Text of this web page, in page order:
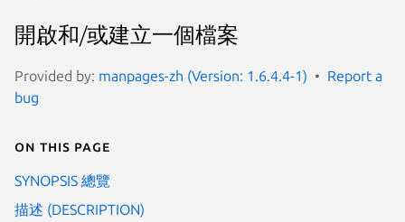
開啟和/或建立一個檔案
Provided by: manpages-zh (Version: 1.6.4.4-1)
Report a
bug
On this page
SYNOPSIS 總覽
描述 (DESCRIPTION)